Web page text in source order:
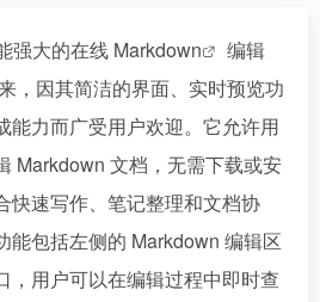
强大的在线 Markdown
编辑
，因其简洁的界面、实时预览功
能力而广受用户欢迎。它允许用
Markdown 文档，无需下载或安
快速写作、笔记整理和文档协
能包括左侧的 Markdown 编辑区
，用户可以在编辑过程中即时查